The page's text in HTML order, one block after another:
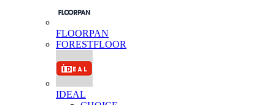
FLOORPAN
FORESTFLOOR
IDEAL